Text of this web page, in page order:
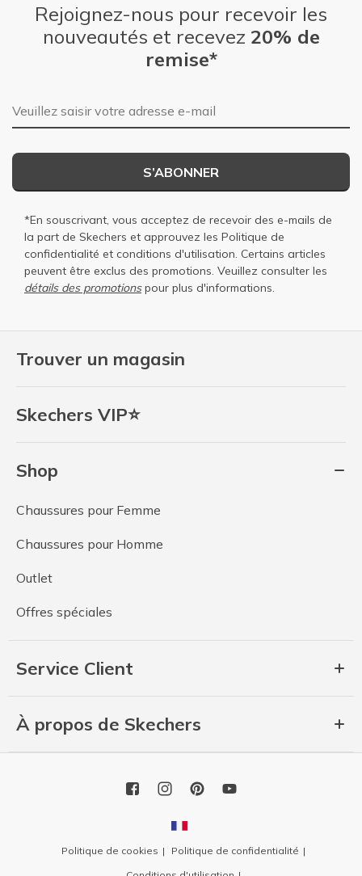
Trouver un magasin
Skechers VIP⭐
Shop
Chaussures pour Femme
Chaussures pour Homme
Outlet
Offres spéciales
Service Client
À propos de Skechers
Rejoignez-nous pour recevoir les
nouveautés et recevez 20% de
remise*
Adresse e-mail
S’ABONNER
*En souscrivant, vous acceptez de recevoir des e-mails de
la part de Skechers et approuvez les Politique de
confidentialité et conditions d'utilisation. Certains articles
peuvent être exclus des promotions. Veuillez consulter les
détails des promotionspour plus d'informations.
Politique de cookies
Politique de confidentialité